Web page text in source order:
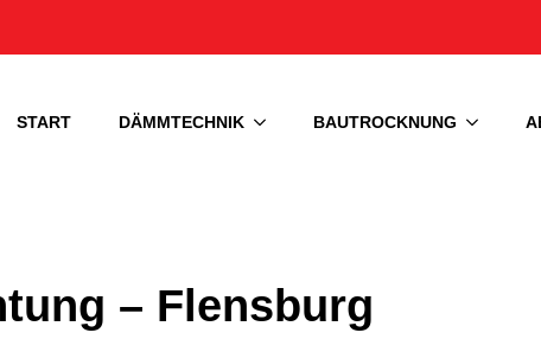
START DÄMMTECHNIK BAUTROCKNUNG
– Flensburg